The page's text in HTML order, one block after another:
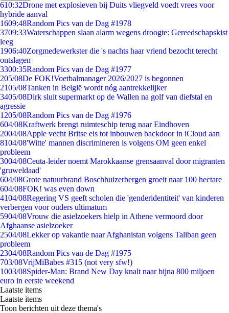
610:32Drone met explosieven bij Duits vliegveld voedt vrees voor
hybride aanval
1609:48Random Pics van de Dag #1978
3709:33Waterschappen slaan alarm wegens droogte: Gereedschapskist
leeg
1906:40Zorgmedewerkster die 's nachts haar vriend bezocht terecht
ontslagen
3300:35Random Pics van de Dag #1977
205/08De FOK!Voetbalmanager 2026/2027 is begonnen
2105/08Tanken in België wordt nóg aantrekkelijker
3405/08Dirk sluit supermarkt op de Wallen na golf van diefstal en
agressie
1205/08Random Pics van de Dag #1976
604/08Kraftwerk brengt ruimteschip terug naar Eindhoven
2004/08Apple vecht Britse eis tot inbouwen backdoor in iCloud aan
8104/08'Witte' mannen discrimineren is volgens OM geen enkel
probleem
3004/08Ceuta-leider noemt Marokkaanse grensaanval door migranten
'gruweldaad'
604/08Grote natuurbrand Boschhuizerbergen groeit naar 100 hectare
604/08FOK! was even down
4104/08Regering VS geeft scholen die 'genderidentiteit' van kinderen
verbergen voor ouders ultimatum
5904/08Vrouw die asielzoekers hielp in Athene vermoord door
Afghaanse asielzoeker
2504/08Lekker op vakantie naar Afghanistan volgens Taliban geen
probleem
2304/08Random Pics van de Dag #1975
703/08VrijMiBabes #315 (not very sfw!)
1003/08Spider-Man: Brand New Day knalt naar bijna 800 miljoen
euro in eerste weekend
Laatste items
Laatste items
Toon berichten uit deze thema's